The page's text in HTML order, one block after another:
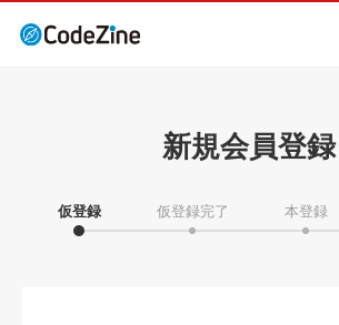
新規会員登録
仮登録 仮登録完了 本登録